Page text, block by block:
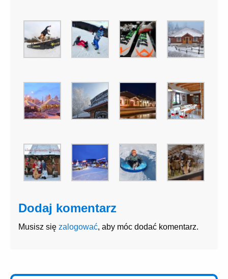
Dodaj komentarz
Musisz się zalogować, aby móc dodać komentarz.